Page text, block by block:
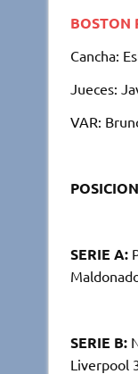
BOSTON
Cancha:
Jueces:
VAR:
SERIE A:
SERIE B:
Liverpool